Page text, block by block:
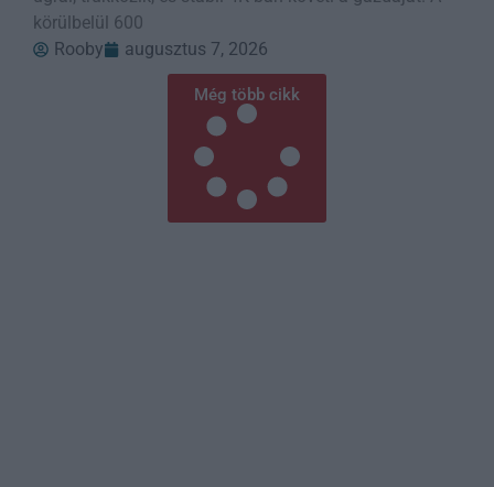
körülbelül 600
Rooby
augusztus 7, 2026
Még több cikk